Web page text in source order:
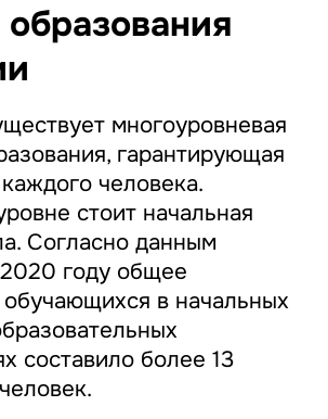
многоуровневая
гарантирующая
человека.
стоит начальная
Согласно данным
2020 году общее
обучающихся в начальных
составило более 13